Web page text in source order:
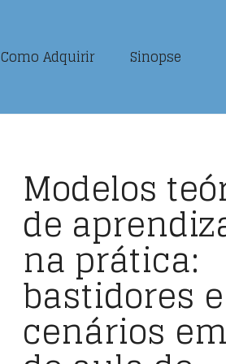
Como Adquirir Sinopse
Modelos
de
na prática:
bastidores e
cenários